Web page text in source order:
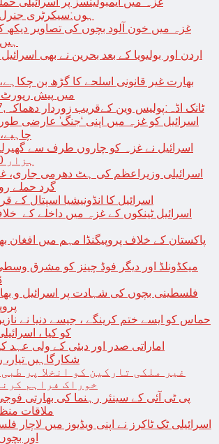
ہوں:سیکرٹری جنرل
غزہ میں خون آلود بچوں کی تصاویر دیکھ
اردن اور بولیویا کے بعد بحرین نے بھی
بھارت غیر قانونی اسلحے کا گڑھ بن
میں پیش
ٹانک اڈہ:پولیس وین کےقریب زوردار دھماکہ,7اہلکارزخمی
اسرائیل کو غزہ میں اپنی ‘جنگ’ عارضی
ہزار 200 ہوگئیں
اسرائیلی وزیراعظم کی ہٹ دھرمی جاری،
گرد حملے
اسرائیل کا انڈونیشیا اسپتال کے
اسرائیل ٹینکوں کے غزہ میں داخلے کے
پاکستان کے خلاف پروپیگنڈا مہم میں افغان
میکڈونلڈ اور دیگر فوڈ چینز کو مشرق
فلسطینی بچوں کی شہادت پر اسرائیل و
حماس کو ایسے ختم کرینگے ، جیسے دنیا نے
کو کیا ،
اماراتی صدر اور دبئی کے ولی
شکارگاہیں تیار،
غیر ملکی تارکین کو انخلا پر
خوراک فراہم
پی ٹی آئی کے سینئر رہنما کی بھارتی
ملاقات
اسرائیلی ٹک ٹاکرز نے اپنی ویڈیوز میں لاچار
اور